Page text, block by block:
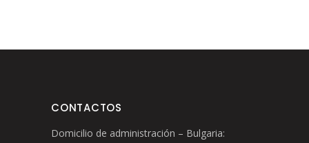
CONTACTOS
Domicilio de administración – Bulgaria: